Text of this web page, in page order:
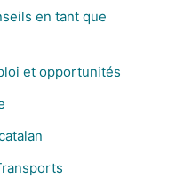
en tant que
et opportunités